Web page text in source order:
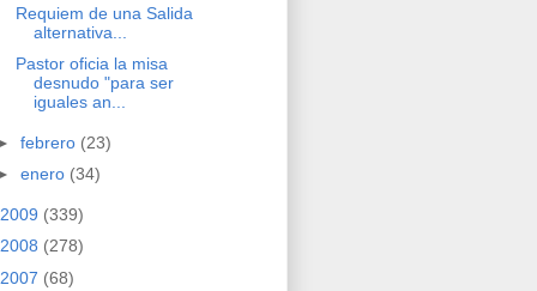
Requiem de una Salida
alternativa...
Pastor oficia la misa
desnudo "para ser
iguales an...
febrero (23)
enero (34)
2009 (339)
2008 (278)
2007 (68)